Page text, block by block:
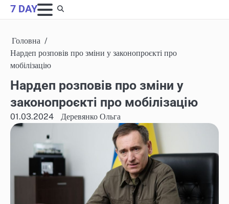
Skip
to
7 DAY
Головна
Нардеп розповів про зміни у законопроєкті про
мобілізацію
Нардеп розповів про зміни у
законопроєкті про мобілізацію
01.03.2024 Деревянко Ольга